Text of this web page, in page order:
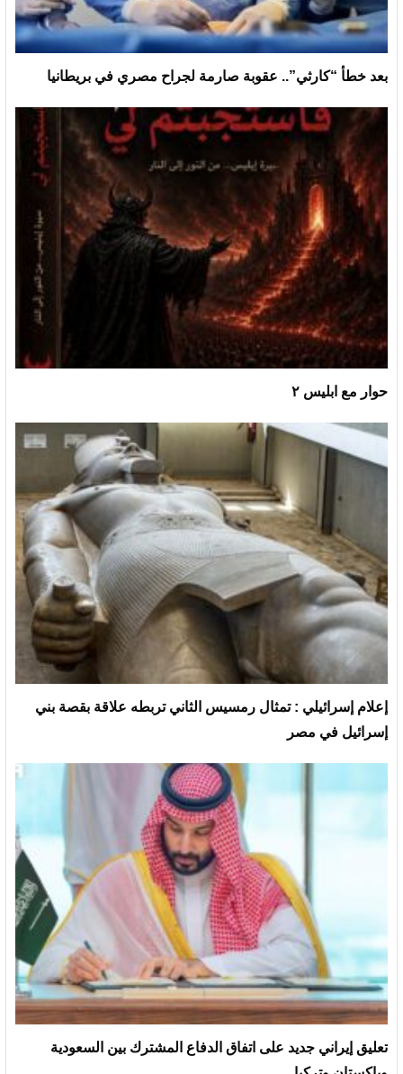
بعد خطأ “كارثي”.. عقوبة صارمة لجراح مصري في بريطانيا
حوار مع ابليس ٢
إعلام إسرائيلي : تمثال رمسيس الثاني تربطه علاقة بقصة بني
إسرائيل في مصر
تعليق إيراني جديد على اتفاق الدفاع المشترك بين السعودية